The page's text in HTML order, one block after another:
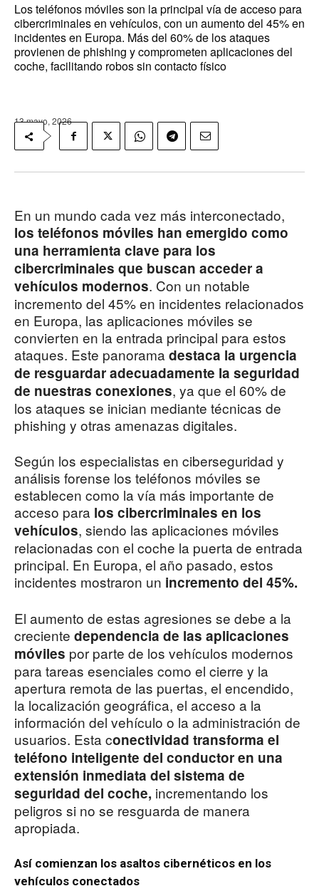
Los teléfonos móviles son la principal vía de acceso para
cibercriminales en vehículos, con un aumento del 45% en
incidentes en Europa. Más del 60% de los ataques
provienen de phishing y comprometen aplicaciones del
coche, facilitando robos sin contacto físico
13 mayo, 2026
En un mundo cada vez más interconectado,
los teléfonos móviles han emergido como
una herramienta clave para los
cibercriminales que buscan acceder a
vehículos modernos. Con un notable
incremento del 45% en incidentes relacionados
en Europa, las aplicaciones móviles se
convierten en la entrada principal para estos
ataques. Este panorama destaca la urgencia
de resguardar adecuadamente la seguridad
de nuestras conexiones, ya que el 60% de
los ataques se inician mediante técnicas de
phishing y otras amenazas digitales.
Según los especialistas en ciberseguridad y
análisis forense los teléfonos móviles se
establecen como la vía más importante de
acceso para los cibercriminales en los
vehículos, siendo las aplicaciones móviles
relacionadas con el coche la puerta de entrada
principal. En Europa, el año pasado, estos
incidentes mostraron un incremento del 45%.
El aumento de estas agresiones se debe a la
creciente dependencia de las aplicaciones
móviles por parte de los vehículos modernos
para tareas esenciales como el cierre y la
apertura remota de las puertas, el encendido,
la localización geográfica, el acceso a la
información del vehículo o la administración de
usuarios. Esta conectividad transforma el
teléfono inteligente del conductor en una
extensión inmediata del sistema de
seguridad del coche, incrementando los
peligros si no se resguarda de manera
apropiada.
Así comienzan los asaltos cibernéticos en los
vehículos conectados